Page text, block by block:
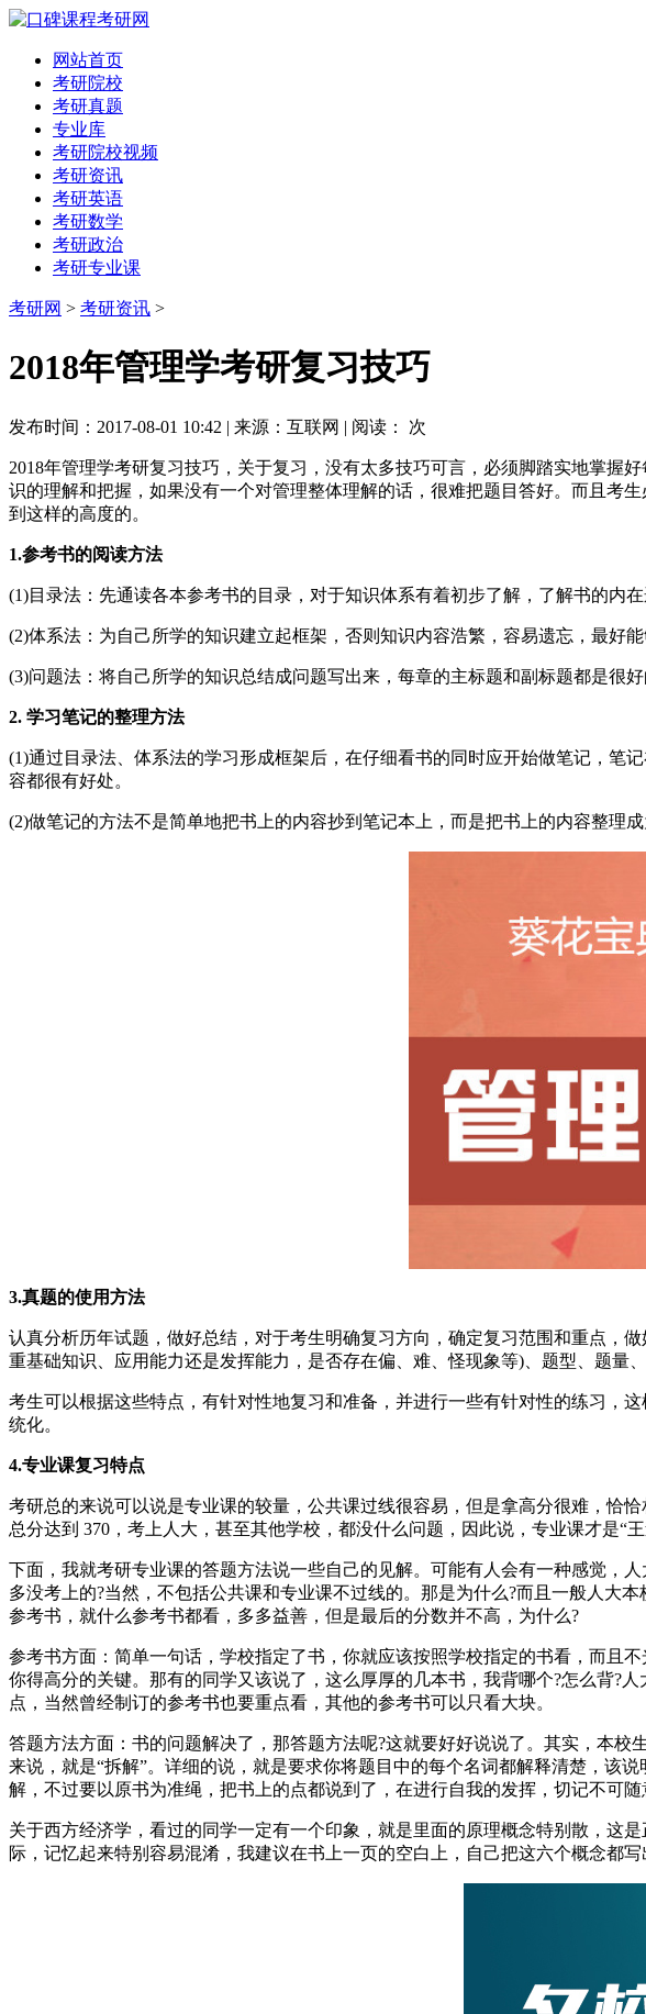
网站首页
考研院校
考研真题
专业库
考研院校视频
考研资讯
考研英语
考研数学
考研政治
考研专业课
考研网 > 考研资讯 >
2018年管理学考研复习技巧
发布时间：2017-08-01 10:42 | 来源：互联网 | 阅读： 次
2018年管理学考研复习技巧，关于复习，没有太多技巧可言，必须脚踏实地掌握
识的理解和把握，如果没有一个对管理整体理解的话，很难把题目答好。而且考
到这样的高度的。
1.参考书的阅读方法
(1)目录法：先通读各本参考书的目录，对于知识体系有着初步了解，了解书的内
(2)体系法：为自己所学的知识建立起框架，否则知识内容浩繁，容易遗忘，最好
(3)问题法：将自己所学的知识总结成问题写出来，每章的主标题和副标题都是很
2. 学习笔记的整理方法
(1)通过目录法、体系法的学习形成框架后，在仔细看书的同时应开始做笔记，笔
容都很有好处。
(2)做笔记的方法不是简单地把书上的内容抄到笔记本上，而是把书上的内容整理
3.真题的使用方法
认真分析历年试题，做好总结，对于考生明确复习方向，确定复习范围和重点，
重基础知识、应用能力还是发挥能力，是否存在偏、难、怪现象等)、题型、题量
考生可以根据这些特点，有针对性地复习和准备，并进行一些有针对性的练习，
统化。
4.专业课复习特点
考研总的来说可以说是专业课的较量，公共课过线很容易，但是拿高分很难，恰
总分达到 370，考上人大，甚至其他学校，都没什么问题，因此说，专业课才是“
下面，我就考研专业课的答题方法说一些自己的见解。可能有人会有一种感觉，
多没考上的?当然，不包括公共课和专业课不过线的。那是为什么?而且一般人大
参考书，就什么参考书都看，多多益善，但是最后的分数并不高，为什么?
参考书方面：简单一句话，学校指定了书，你就应该按照学校指定的书看，而且
你得高分的关键。那有的同学又该说了，这么厚厚的几本书，我背哪个?怎么背?
点，当然曾经制订的参考书也要重点看，其他的参考书可以只看大块。
答题方法方面：书的问题解决了，那答题方法呢?这就要好好说说了。其实，本
来说，就是“拆解”。详细的说，就是要求你将题目中的每个名词都解释清楚，该
解，不过要以原书为准绳，把书上的点都说到了，在进行自我的发挥，切记不可
关于西方经济学，看过的同学一定有一个印象，就是里面的原理概念特别散，这
际，记忆起来特别容易混淆，我建议在书上一页的空白上，自己把这六个概念都